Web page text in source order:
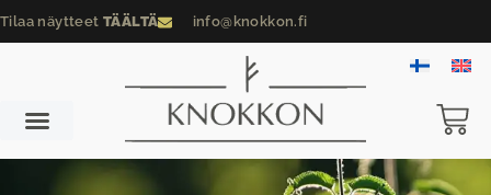
Tilaa näytteet TÄÄLTÄ info@knokkon.fi